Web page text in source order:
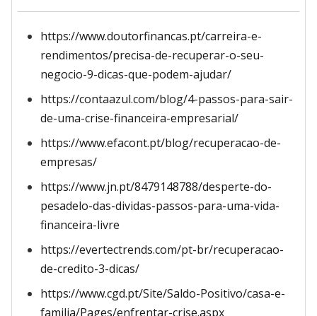
https://www.doutorfinancas.pt/carreira-e-
rendimentos/precisa-de-recuperar-o-seu-
negocio-9-dicas-que-podem-ajudar/
https://contaazul.com/blog/4-passos-para-sair-
de-uma-crise-financeira-empresarial/
https://www.efacont.pt/blog/recuperacao-de-
empresas/
https://www.jn.pt/8479148788/desperte-do-
pesadelo-das-dividas-passos-para-uma-vida-
financeira-livre
https://evertectrends.com/pt-br/recuperacao-
de-credito-3-dicas/
https://www.cgd.pt/Site/Saldo-Positivo/casa-e-
familia/Pages/enfrentar-crise.aspx